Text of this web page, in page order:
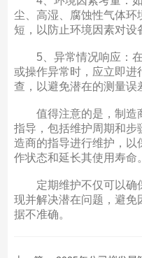
尘、高湿、腐蚀性气体环
短，以防止环境因素对设
5、异常情况响应：在
或操作异常时，应立即进
查，以避免潜在的测量误
值得注意的是，制造
指导，包括维护周期和步
造商的指导进行维护，以
作状态和延长其使用寿命。
定期维护不仅可以确
现并解决潜在问题，避免
据不准确。